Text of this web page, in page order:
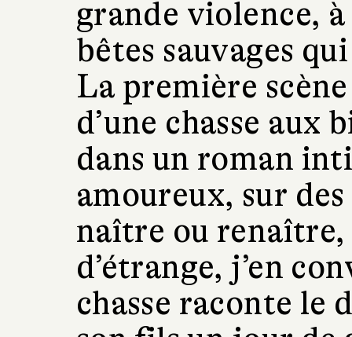
grande violence,
bêtes sauvages
La première
d’une chasse aux
dans un roman
amoureux, sur
naître ou renaître,
d’étrange, j’en
chasse raconte le